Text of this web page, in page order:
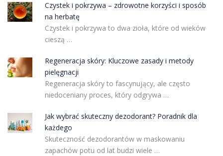
Czystek i pokrzywa – zdrowotne korzyści i sposób
na herbatę
Czystek i pokrzywa to dwa zioła, które od wieków
cieszą …
Regeneracja skóry: Kluczowe zasady i metody
pielęgnacji
Regeneracja skóry to fascynujący, ale często
niedoceniany proces, który odgrywa …
Jak wybrać skuteczny dezodorant? Poradnik dla
każdego
Skuteczność dezodorantów w maskowaniu
zapachów potu od lat budzi wiele …